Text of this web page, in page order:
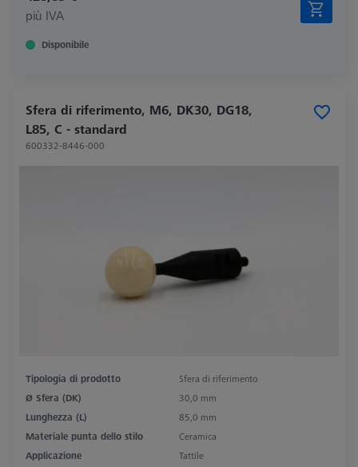
più IVA
Disponibile
Sfera di riferimento, M6, DK30, DG18,
L85, C - standard
600332-8446-000
Tipologia di prodotto
Sfera di riferimento
Ø Sfera (DK)
30,0 mm
Lunghezza (L)
85,0 mm
Materiale punta dello stilo
Ceramica
Applicazione
Tattile